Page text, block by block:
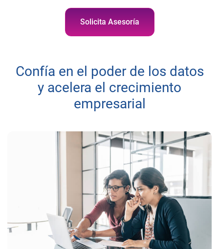
Solicita Asesoría
Confía en el poder de los datos
y acelera el crecimiento
empresarial